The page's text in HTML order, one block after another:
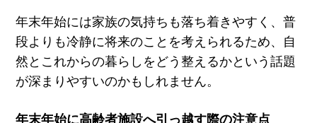
年末年始には家族の気持ちも落ち着きやすく、普
段よりも冷静に将来のことを考えられるため、自
然とこれからの暮らしをどう整えるかという話題
が深まりやすいのかもしれません。
年末年始に高齢者施設へ引っ越す際の注意点